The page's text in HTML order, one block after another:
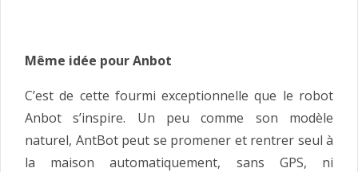
Même idée pour Anbot
C’est de cette fourmi exceptionnelle que le robot
Anbot s’inspire. Un peu comme son modèle
naturel, AntBot peut se promener et rentrer seul à
la maison automatiquement, sans GPS, ni